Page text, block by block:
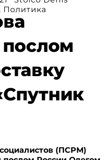
, Политика
(ПСРМ)